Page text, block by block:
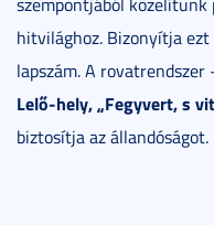
hitvilághoz. Bizonyítja
lapszám. A rovatrendszer
Lelő-hely, „Fegyvert, s
biztosítja az állandóságot.